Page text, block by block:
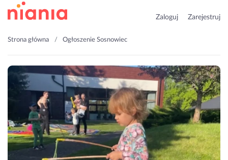
Zaloguj Zarejestruj
Strona główna Ogłoszenie Sosnowiec